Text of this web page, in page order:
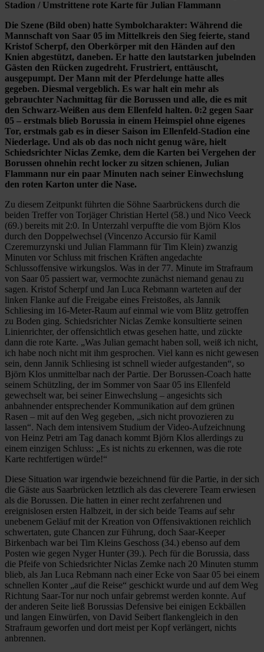
Stadion / Umstrittene rote Karte für Julian Flammann
Die Szene (Bild oben) hatte Symbolcharakter: Während die
Mannschaft von Saar 05 im Mittelkreis den Sieg feierte, stand
Kristof Scherpf, den Oberkörper mit den Händen auf den
Knien abgestützt, daneben. Er hatte den lautstarken jubelnden
Gästen den Rücken zugedreht. Frustriert, enttäuscht,
ausgepumpt. Der Mann mit der Pferdelunge hatte alles
gegeben. Diesmal vergeblich. Es war halt ein mehr als
gebrauchter Nachmittag für die Borussen und alle, die es mit
den Schwarz-Weißen aus dem Ellenfeld halten. 0:2 gegen Saar
05 – erstmals blieb Borussia in einem Heimspiel ohne eigenes
Tor, erstmals gab es in dieser Saison im Ellenfeld-Stadion eine
Niederlage. Und als ob das noch nicht genug wäre, hielt
Schiedsrichter Niclas Zemke, dem die Karten bei Vergehen der
Borussen ohnehin recht locker zu sitzen schienen, Julian
Flammann nur ein paar Minuten nach seiner Einwechslung
den roten Karton unter die Nase.
Zu diesem Zeitpunkt führten die Söhne Saarbrückens durch die
beiden Treffer von Torjäger Christian Hertel (58.) und Nico Veeck
(69.) bereits mit 2:0. In Unterzahl verpuffte die vom Björn Klos
durch den Doppelwechsel (Vincenzo Accursio für Kamil
Czeremurzynski und Julian Flammann für Tim Klein) zwanzig
Minuten vor Schluss mit frischen Kräften angedachte
Schlussoffensive wirkungslos. Was in der 77. Minute im Strafraum
von Saar 05 passiert war, vermochte zunächst niemand genau zu
sagen. Kristof Scherpf und Jan Luca Rebmann warteten auf der
linken Flanke auf die Freigabe eines Freistoßes, als Jannik
Schliesing im 16-Meter-Raum auf einmal wie vom Blitz getroffen
zu Boden ging. Schiedsrichter Niclas Zemke konsultierte seinen
Linienrichter, der offensichtlich etwas gesehen hatte, und zückte
dann die rote Karte. „Was Julian gemacht haben soll, weiß ich nicht,
ich habe noch nicht mit ihm gesprochen. Viel kann es nicht gewesen
sein, denn Jannik Schliesing ist schnell wieder aufgestanden“, so
Björn Klos unmittelbar nach der Partie. Der Borussen-Coach hatte
seinem Schützling, der im Sommer von Saar 05 ins Ellenfeld
gewechselt war, bei seiner Einwechslung – angesichts sich
anbahnender entsprechender Kommunikation auf dem grünen
Rasen – mit auf den Weg gegeben, „sich nicht provozieren zu
lassen“. Nach dem intensivem Studium der Video-Aufzeichnung
von Heinz Petri am Tag danach kommt Björn Klos allerdings zu
einem einzigen Schluss: „Es ist nichts zu erkennen, was die rote
Karte rechtfertigen würde!“
Diese Situation war irgendwie bezeichnend für die Partie, in der sich
die Gäste aus Saarbrücken letztlich als das cleverere Team erwiesen
als die Borussen. Die hatten in einer recht zerfahrenen und
ereignislosen ersten Halbzeit, in der sich beide Teams auf sehr
unebenem Geläuf mit der Kreation von Offensivaktionen reichlich
schwertaten, gute Chancen zur Führung, doch Saar-Keeper
Birkenbach war bei Tim Kleins Geschoss (34.) ebenso auf dem
Posten wie gegen Nyger Hunter (39.). Pech für die Borussia, dass
die Pfeife von Schiedsrichter Niclas Zemke nach 20 Minuten stumm
blieb, als Jan Luca Rebmann nach einer Ecke von Saar 05 bei einem
schnellen Konter „auf die Reise“ geschickt wurde und auf dem Weg
Richtung Saar-Tor nur noch unfair gebremst werden konnte. Auf
der anderen Seite ließ Borussias Defensive bei einigen Eckbällen
und langen Einwürfen, von David Seibert flankengleich in den
Strafraum geworfen und dort meist per Kopf verlängert, nichts
anbrennen.